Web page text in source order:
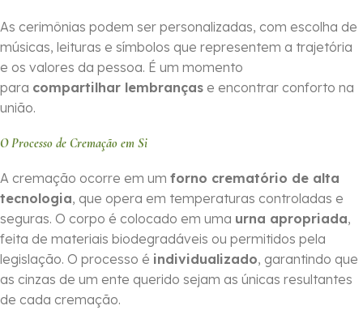
As cerimônias podem ser personalizadas, com escolha de
músicas, leituras e símbolos que representem a trajetória
e os valores da pessoa. É um momento
para compartilhar lembranças e encontrar conforto na
união.
O Processo de Cremação em Si
A cremação ocorre em um forno crematório de alta
tecnologia, que opera em temperaturas controladas e
seguras. O corpo é colocado em uma urna apropriada,
feita de materiais biodegradáveis ou permitidos pela
legislação. O processo é individualizado, garantindo que
as cinzas de um ente querido sejam as únicas resultantes
de cada cremação.